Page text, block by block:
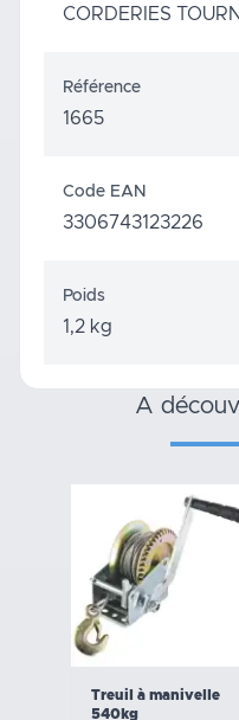
CORDERIES
Référence
1665
Code EAN
3306743123226
Poids
1,2 kg
a
Treuil à manivelle
540kg